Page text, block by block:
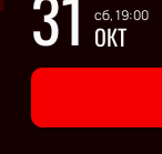
сб, 19:00
ОКТ